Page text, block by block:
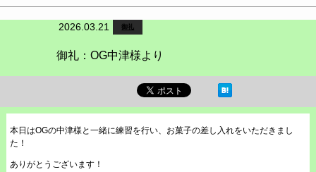
2026.03.21 御礼
御礼：OG中津様より
本日はOGの中津様と一緒に練習を行い、お菓子の差し入れをいただきまし
た！
ありがとうございます！